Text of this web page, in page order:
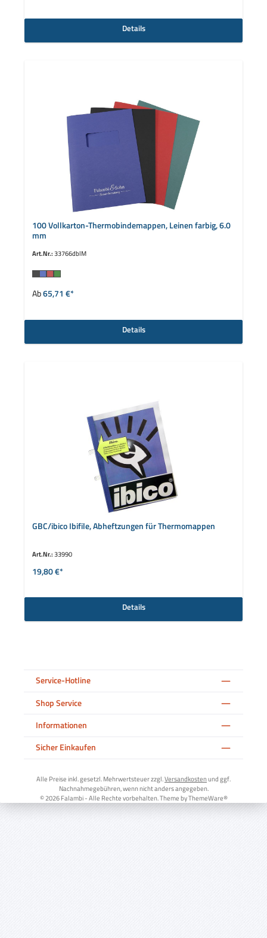
Details
100 Vollkarton-Thermobindemappen, Leinen farbig, 6.0
mm
Art.Nr.:33766dblM
Farbeauswählen
Ab65,71 €*
Details
GBC/ibico Ibifile, Abheftzungen für Thermomappen
Art.Nr.:33990
19,80 €*
Details
Service-Hotline
Shop Service
Informationen
Sicher Einkaufen
Alle Preise inkl. gesetzl. Mehrwertsteuer zzgl.Versandkostenund ggf.
Nachnahmegebühren, wenn nicht anders angegeben.
© 2026 Falambi - Alle Rechte vorbehalten. Theme byThemeWare®